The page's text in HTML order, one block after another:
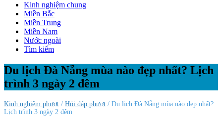
Kinh nghiệm chung
Miền Bắc
Miền Trung
Miền Nam
Nước ngoài
Tìm kiếm
Du lịch Đà Nẵng mùa nào đẹp nhất? Lịch
trình 3 ngày 2 đêm
Kinh nghiệm phượt / Hỏi đáp phượt / Du lịch Đà Nẵng mùa nào đẹp nhất?
Lịch trình 3 ngày 2 đêm